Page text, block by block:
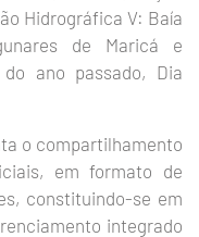
Hidrográfica V: Baía
de Maricá e
ano passado, Dia
o compartilhamento
em formato de
constituindo-se em
integrado